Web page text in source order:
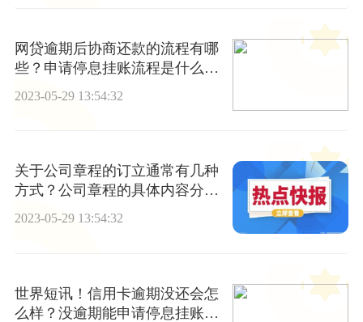
网贷逾期后协商还款的流程有哪
些？申请停息挂账流程是什么?_
2023-05-29 13:54:32
关于公司章程的订立通常有几种
方式？公司章程的具体内容分为
几类？
2023-05-29 13:54:32
世界短讯！信用卡逾期没还会怎
么样？没逾期能申请停息挂账